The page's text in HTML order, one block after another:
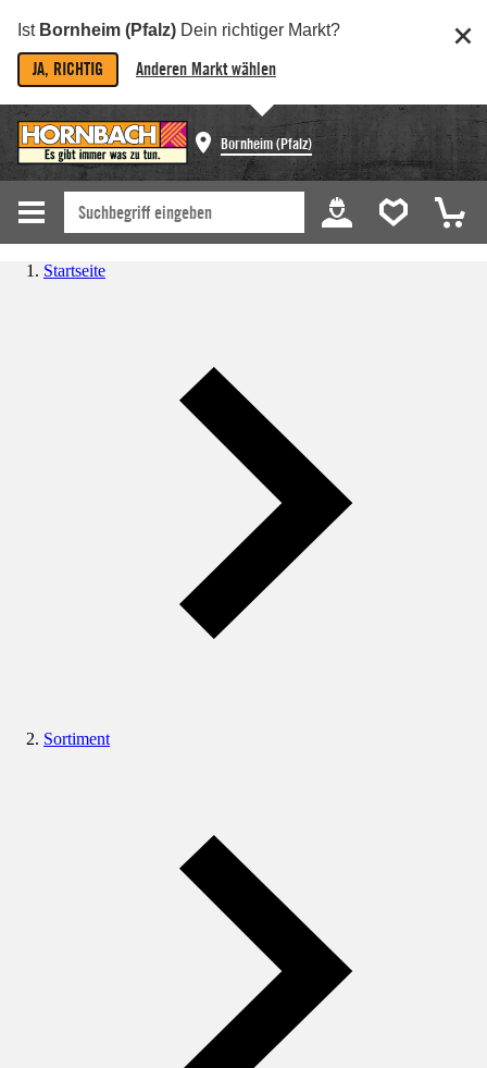
Ist Bornheim (Pfalz) Dein richtiger Markt?
JA, RICHTIG Anderen Markt wählen
Bornheim (Pfalz)
Startseite
Sortiment